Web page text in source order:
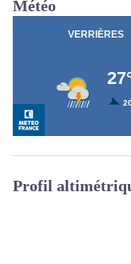
Météo
Profil